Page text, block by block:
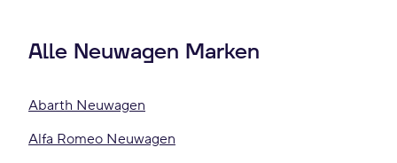
Alle Neuwagen Marken
Abarth Neuwagen
Alfa Romeo Neuwagen